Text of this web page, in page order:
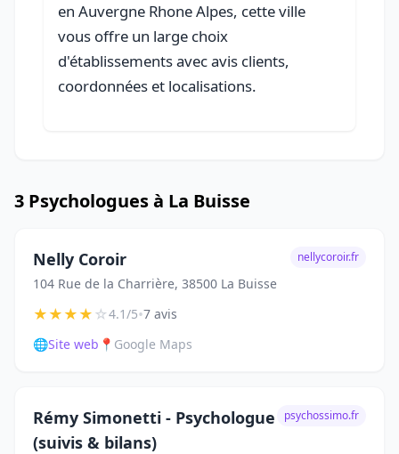
en Auvergne Rhone Alpes, cette ville
vous offre un large choix
d'établissements avec avis clients,
coordonnées et localisations.
3 Psychologues à La Buisse
Nelly Coroir
104 Rue de la Charrière, 38500 La Buisse
nellycoroir.fr
★★★★☆4.1/5•7 avis
🌐Site web 📍 Google Maps
Rémy Simonetti - Psychologue
(suivis & bilans)
psychossimo.fr